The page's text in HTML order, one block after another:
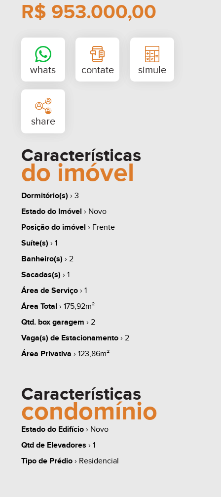
R$ 953.000,00
whats
share
Características
do imóvel
Dormitório(s) › 3
Estado do Imóvel › Novo
Posição do imóvel › Frente
Suíte(s) › 1
Banheiro(s) › 2
Sacadas(s) › 1
Área de Serviço› 1
Área Total › 175,92m²
Qtd. box garagem › 2
Vaga(s) de Estacionamento› 2
Área Privativa › 123,86m²
Características
condomínio
Estado do Edifício› Novo
Qtd de Elevadores › 1
Tipo de Prédio› Residencial